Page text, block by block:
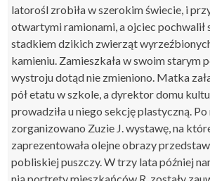
latorośl zrobiła w szerokim świecie, i
otwartymi ramionami, a ojciec pochwalił
stadkiem dzikich zwierząt
kamieniu. Zamieszkała w swoim starym
wystroju dotąd nie zmieniono. Matka
pół etatu w szkole, a dyrektor domu
prowadziła u niego sekcję plastyczną.
zorganizowano Zuzie J. wystawę, na
zaprezentowała olejne obrazy
pobliskiej puszczy. W trzy lata później